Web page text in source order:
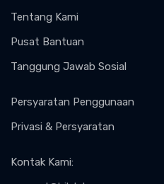
Tentang Kami
Pusat Bantuan
Tanggung Jawab Sosial
Persyaratan Penggunaan
Privasi & Persyaratan
Kontak Kami: